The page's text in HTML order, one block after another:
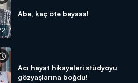
Abe, kaç öte beyaaa!
Acı hayat hikayeleri stüdyoyu
gözyaşlarına boğdu!